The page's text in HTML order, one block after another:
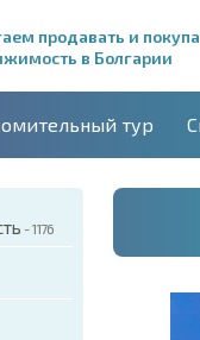
продавать и
в Болгарии
тур
- 1176